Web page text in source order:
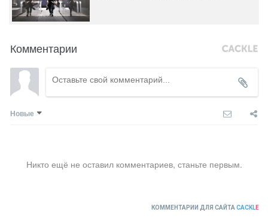
Комментарии
Новые
Никто ещё не оставил комментариев, станьте первым.
КОММЕНТАРИИ ДЛЯ САЙТА CACKLE